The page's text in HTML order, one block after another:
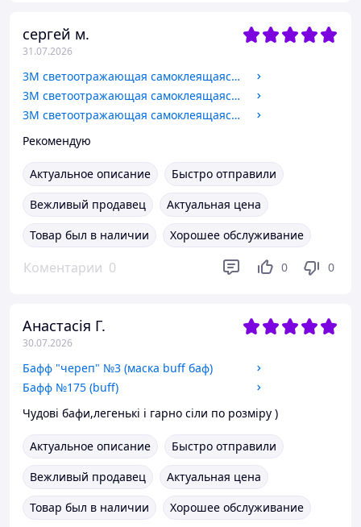
сергей м.
31.07.2026
3М светоотражающая самоклеящаяся БЕЛАЯ лента, ширина 5см, длина 1 метр
3М светоотражающая самоклеящаяся ЖЕЛТАЯ лента, ширина 5см, длина 1 метр
3М светоотражающая самоклеящаяся КРАСНАЯ лента, ширина 5см, длина 1 метр
Рекомендую
Актуальное описание
Быстро отправили
Вежливый продавец
Актуальная цена
Товар был в наличии
Хорошее обслуживание
Коментарии 0 0 0
Анастасія Г.
30.07.2026
Бафф "череп" №3 (маска buff баф)
Бафф №175 (buff)
Чудові бафи,легенькі і гарно сіли по розміру )
Актуальное описание
Быстро отправили
Вежливый продавец
Актуальная цена
Товар был в наличии
Хорошее обслуживание